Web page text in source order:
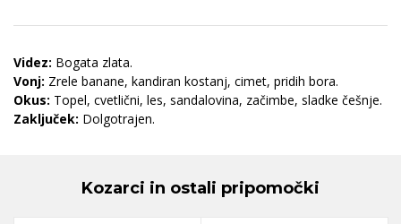
Videz: Bogata zlata.
Vonj: Zrele banane, kandiran kostanj, cimet, pridih bora.
Okus: Topel, cvetlični, les, sandalovina, začimbe, sladke češnje.
Zaključek: Dolgotrajen.
Kozarci in ostali pripomočki